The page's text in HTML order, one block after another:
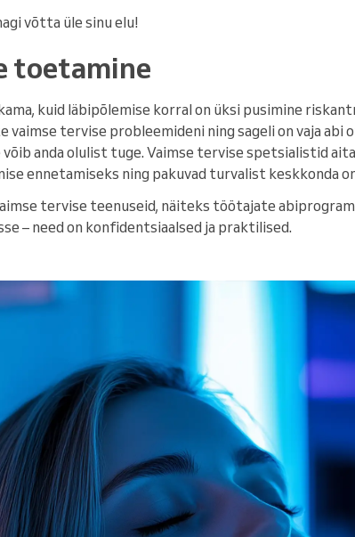
võtta üle sinu elu!
toetamine
kuid läbipõlemise korral on üksi pusimine
vaimse tervise probleemideni ning sageli on vaja abi
anda olulist tuge. Vaimse tervise spetsialistid
ennetamiseks ning pakuvad turvalist keskkonda
tervise teenuseid, näiteks töötajate
– need on konfidentsiaalsed ja praktilised.